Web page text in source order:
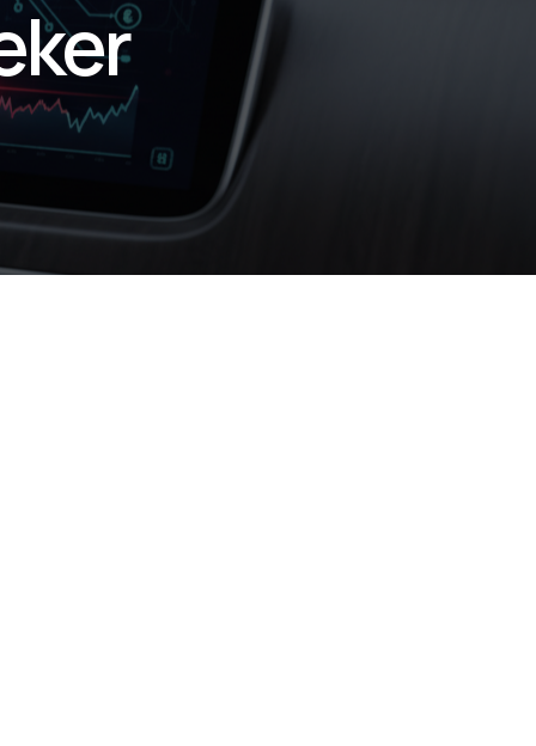
tot controleren, boeken, bank
& klant dashboard.